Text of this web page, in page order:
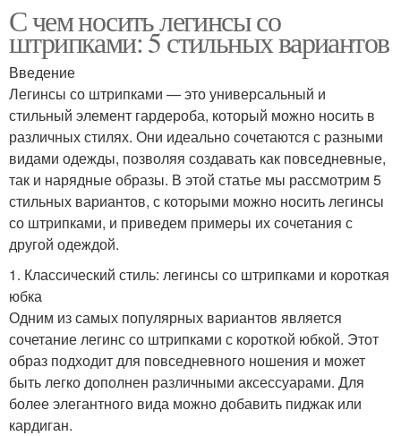
С чем носить легинсы со
штрипками: 5 стильных вариантов
Введение
Легинсы со штрипками — это универсальный и
стильный элемент гардероба, который можно носить в
различных стилях. Они идеально сочетаются с разными
видами одежды, позволяя создавать как повседневные,
так и нарядные образы. В этой статье мы рассмотрим 5
стильных вариантов, с которыми можно носить легинсы
со штрипками, и приведем примеры их сочетания с
другой одеждой.
1. Классический стиль: легинсы со штрипками и короткая
юбка
Одним из самых популярных вариантов является
сочетание легинс со штрипками с короткой юбкой. Этот
образ подходит для повседневного ношения и может
быть легко дополнен различными аксессуарами. Для
более элегантного вида можно добавить пиджак или
кардиган.